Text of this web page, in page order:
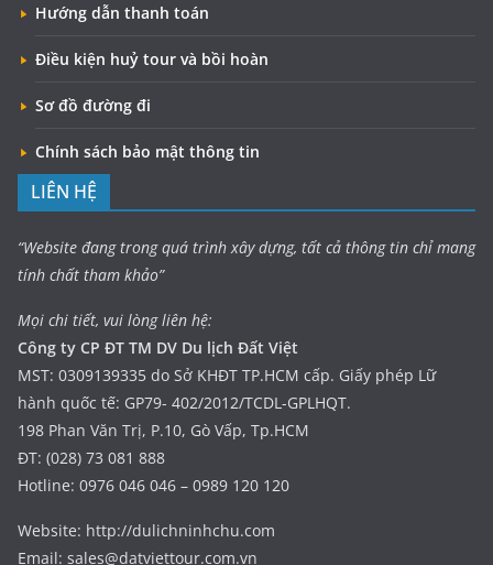
Hướng dẫn thanh toán
Điều kiện huỷ tour và bồi hoàn
Sơ đồ đường đi
Chính sách bảo mật thông tin
LIÊN HỆ
“Website đang trong quá trình xây dựng, tất cả thông tin chỉ mang
tính chất tham khảo”
Mọi chi tiết, vui lòng liên hệ:
Công ty CP ĐT TM DV Du lịch Đất Việt
MST: 0309139335 do Sở KHĐT TP.HCM cấp. Giấy phép Lữ
hành quốc tế: GP79- 402/2012/TCDL-GPLHQT.
198 Phan Văn Trị, P.10, Gò Vấp, Tp.HCM
ĐT: (028) 73 081 888
Hotline: 0976 046 046 – 0989 120 120
Website: http://dulichninhchu.com
Email: sales@datviettour.com.vn